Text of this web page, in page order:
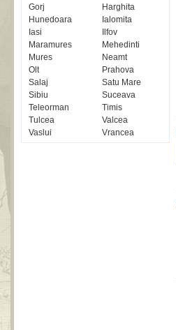
Gorj
Harghita
Hunedoara
Ialomita
Iasi
Ilfov
Maramures
Mehedinti
Mures
Neamt
Olt
Prahova
Salaj
Satu Mare
Sibiu
Suceava
Teleorman
Timis
Tulcea
Valcea
Vaslui
Vrancea